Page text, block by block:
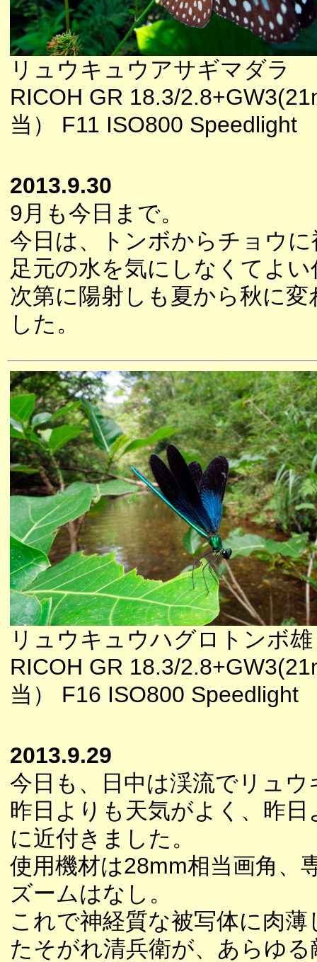
リュウキュウアサギマダラ
RICOH GR 18.3/
当） F11 ISO800 Speedlight
2013.9.30
9月も今日まで。
今日は、トンボからチョウ
足元の水を気にしなくてよ
次第に陽射しも夏から秋に
した。
リュウキュウハグロトンボ雄
RICOH GR 18.3/
当） F16 ISO800 Speedlight
2013.9.29
今日も、日中は渓流でリュ
昨日よりも天気がよく、昨
に近付きました。
使用機材は28mm相当画角、
ズームはなし。
これで神経質な被写体に肉
たそがれ清兵衛が、あらゆ